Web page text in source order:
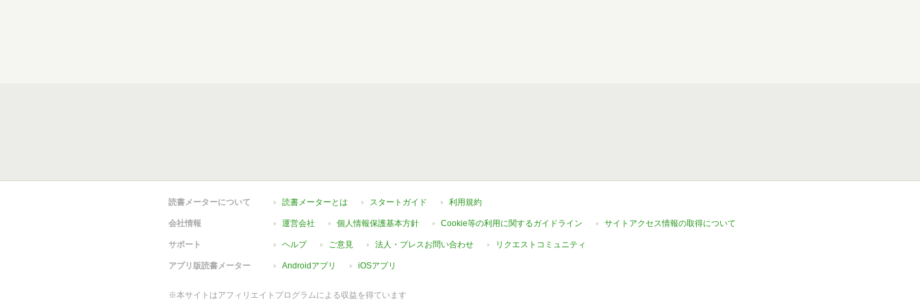
読書メーターについて 読書メーターとは スタートガイド 利用規約
会社情報 運営会社 個人情報保護基本方針 Cookie等の利用に関するガイドライン サイトアクセス情報の取得について
サポート ヘルプ ご意見 法人・プレスお問い合わせ リクエストコミュニティ
アプリ版読書メーター Androidアプリ iOSアプリ
※本サイトはアフィリエイトプログラムによる収益を得ています